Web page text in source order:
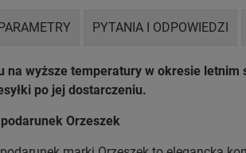
PYTANIA I ODPOWIEDZI
na wyższe temperatury w okresie
po jej dostarczeniu.
Orzeszek